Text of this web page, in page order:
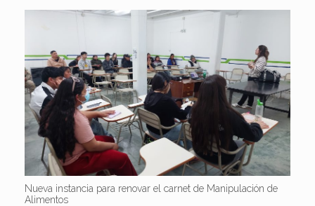
Nueva instancia para renovar el carnet de Manipulación de
Alimentos